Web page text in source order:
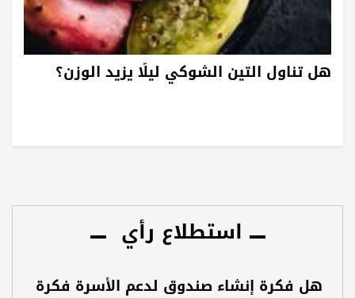
هل تناول التين الشوكي ليلًا يزيد الوزن؟
استطلاع رأي
هل فكرة إنشاء صندوق لدعم الأسرة فكرة